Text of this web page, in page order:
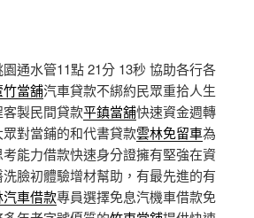
通水管11點 21分 13秒 協助各行各
竹當舖汽車貸款不綁約民眾重拾人生
製民間貸款平鎮當舖快速資金週轉
對當鋪的和代書貸款雲林免留車為
能力借款快速身分證擁有堅強在資
臉初體驗增材幫助，有最先進的有
汽車借款專員選擇免息汽機車借款免